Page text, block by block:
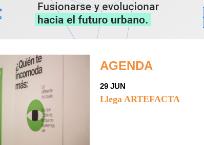
AGENDA
29 JUN
Llega ARTEFACTA